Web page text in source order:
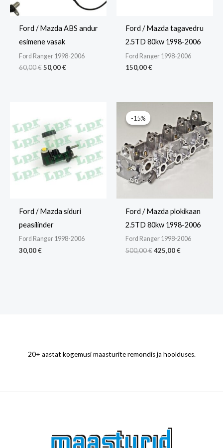
Ford / Mazda ABS andur
esimene vasak
Ford Ranger 1998-2006
60,00€ 50,00€
Ford / Mazda tagavedru
2.5TD 80kw 1998-2006
Ford Ranger 1998-2006
150,00€
Ford / Mazda siduri
peasilinder
Ford Ranger 1998-2006
30,00€
-15%
-15%
Ford / Mazda plokikaan
2.5TD 80kw 1998-2006
Ford Ranger 1998-2006
500,00€
500,00 €.
425,00€
hind
on:
425,00 €.
20+ aastat kogemusi maasturite remondis ja hoolduses.